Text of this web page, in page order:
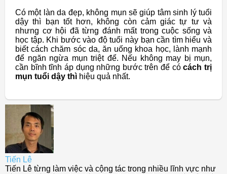
Có một làn da đẹp, không mụn sẽ giúp tâm sinh lý tuổi
dậy thì bạn tốt hơn, không còn cảm giác tự tư và
nhưng cơ hội đã từng đánh mất trong cuộc sống và
học tập. Khi bước vào độ tuổi này bạn cần tìm hiểu và
biết cách chăm sóc da, ăn uống khoa học, lành mạnh
để ngăn ngừa mụn triệt để. Nếu không may bị mụn,
cần bĩnh tĩnh áp dụng những bước trên để cócách trị
mụn tuổi dậy thì hiệu quả nhất.
Tiến Lê
Tiến Lê từng làm việc và cộng tác trong nhiều lĩnh vực như